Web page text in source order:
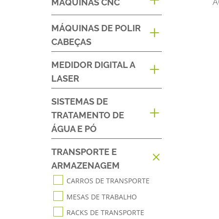
MÁQUINAS CNC
MÁQUINAS DE POLIR
CABEÇAS
MEDIDOR DIGITAL A
LASER
SISTEMAS DE
TRATAMENTO DE
ÁGUA E PÓ
TRANSPORTE E
ARMAZENAGEM
CARROS DE TRANSPORTE
MESAS DE TRABALHO
RACKS DE TRANSPORTE